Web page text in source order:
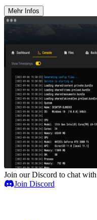
Mehr Infos
Join our Discord to chat
Join Discord